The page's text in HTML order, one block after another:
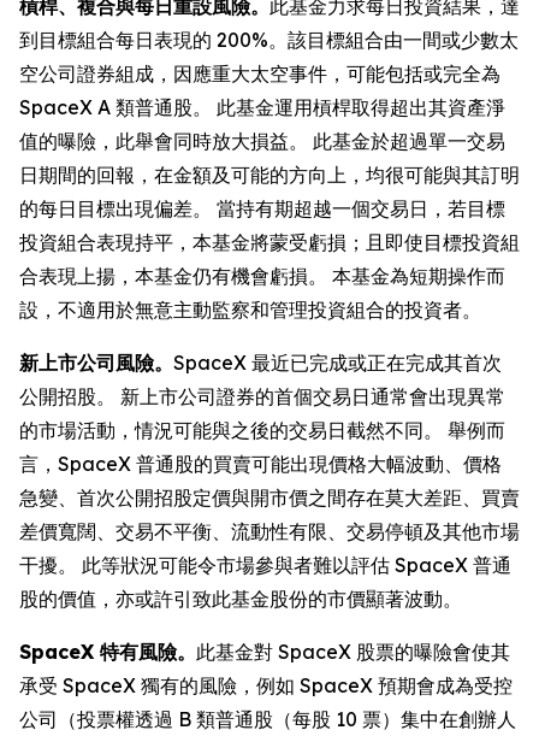
槓桿、複合與每日重設風險。 此基金力求每日投資結果，達
到目標組合每日表現的 200%。該目標組合由一間或少數太
空公司證券組成，因應重大太空事件，可能包括或完全為
SpaceX A 類普通股。 此基金運用槓桿取得超出其資產淨
值的曝險，此舉會同時放大損益。 此基金於超過單一交易
日期間的回報，在金額及可能的方向上，均很可能與其訂明
的每日目標出現偏差。 當持有期超越一個交易日，若目標
投資組合表現持平，本基金將蒙受虧損；且即使目標投資組
合表現上揚，本基金仍有機會虧損。 本基金為短期操作而
設，不適用於無意主動監察和管理投資組合的投資者。
新上市公司風險。 SpaceX 最近已完成或正在完成其首次
公開招股。 新上市公司證券的首個交易日通常會出現異常
的市場活動，情況可能與之後的交易日截然不同。 舉例而
言，SpaceX 普通股的買賣可能出現價格大幅波動、價格
急變、首次公開招股定價與開市價之間存在莫大差距、買賣
差價寬闊、交易不平衡、流動性有限、交易停頓及其他市場
干擾。 此等狀況可能令市場參與者難以評估 SpaceX 普通
股的價值，亦或許引致此基金股份的市價顯著波動。
SpaceX 特有風險。 此基金對 SpaceX 股票的曝險會使其
承受 SpaceX 獨有的風險，例如 SpaceX 預期會成為受控
公司（投票權透過 B 類普通股（每股 10 票）集中在創辦人